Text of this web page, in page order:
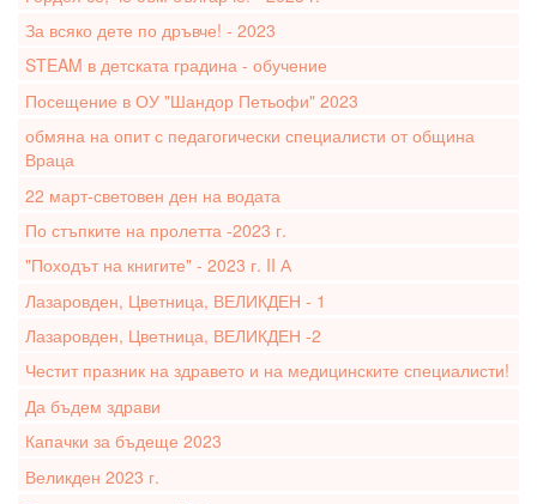
За всяко дете по дръвче! - 2023
STEAM в детската градина - обучение
Посещение в ОУ "Шандор Петьофи" 2023
обмяна на опит с педагогически специалисти от община
Враца
22 март-световен ден на водата
По стъпките на пролетта -2023 г.
"Походът на книгите" - 2023 г. II А
Лазаровден, Цветница, ВЕЛИКДЕН - 1
Лазаровден, Цветница, ВЕЛИКДЕН -2
Честит празник на здравето и на медицинските специалисти!
Да бъдем здрави
Капачки за бъдеще 2023
Великден 2023 г.